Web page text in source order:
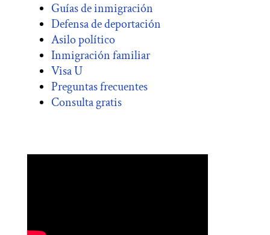
Guías de inmigración
Defensa de deportación
Asilo político
Inmigración familiar
Visa U
Preguntas frecuentes
Consulta gratis